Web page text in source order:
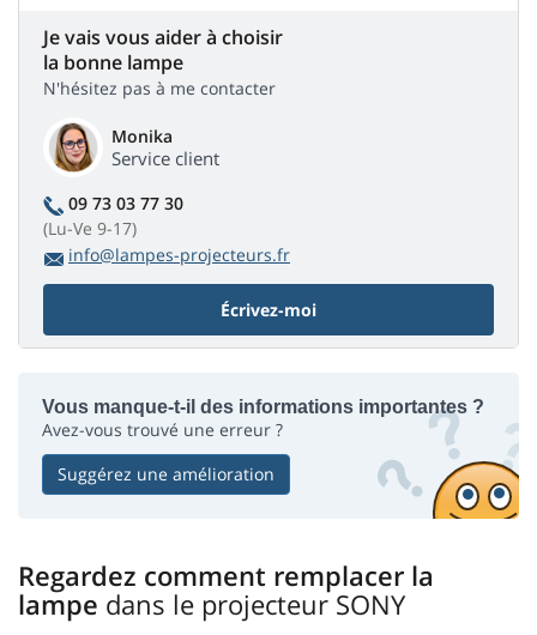
Je vais vous aider à choisir
la bonne lampe
N'hésitez pas à me contacter
Monika
Service client
09 73 03 77 30
(Lu-Ve 9-17)
info@lampes-projecteurs.fr
Écrivez-moi
Vous manque-t-il des informations importantes ?
Avez-vous trouvé une erreur ?
Suggérez une amélioration
Regardez comment remplacer la
lampe dans le projecteur SONY